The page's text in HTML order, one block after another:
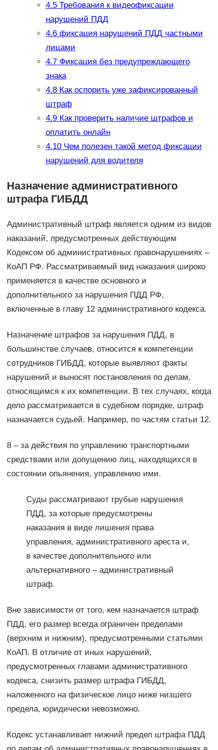
4.5Требования к видеофиксации
нарушений ПДД
4.6фиксация нарушений ПДД частными
лицами
4.7Фиксация без предупреждающего
знака
4.8Как оспорить уже зафиксированный
штраф
4.9Как проверить наличие штрафов и
оплатить онлайн
4.10Чем полезен такой метод фиксации
нарушений для водителя
Назначение административного
штрафа ГИБДД
Административный штраф является одним из видов
наказаний, предусмотренных действующим
Кодексом об административных правонарушениях –
КоАП РФ. Рассматриваемый вид наказания широко
применяется в качестве основного и
дополнительного за нарушения ПДД РФ,
включенные в главу 12 административного кодекса.
Назначение штрафов за нарушения ПДД, в
большинстве случаев, относится к компетенции
сотрудников ГИБДД, которые выявляют факты
нарушений и выносят постановления по делам,
относящимся к их компетенции. В тех случаях, когда
дело рассматривается в судебном порядке, штраф
назначается судьей. Например, по частям статьи 12.
8 – за действия по управлению транспортными
средствами или допущению лиц, находящихся в
состоянии опьянения, управлению ими.
Суды рассматривают грубые нарушения
ПДД, за которые предусмотрены
наказания в виде лишения права
управления, административного ареста и,
в качестве дополнительного или
альтернативного – административный
штраф.
Вне зависимости от того, кем назначается штраф
ПДД, его размер всегда ограничен пределами
(верхним и нижним), предусмотренными статьями
КоАП. В отличие от иных нарушений,
предусмотренных главами административного
кодекса, снизить размер штрафа ГИБДД,
наложенного на физическое лицо ниже низшего
предела, юридически невозможно.
Кодекс устанавливает нижний предел штрафа ПДД